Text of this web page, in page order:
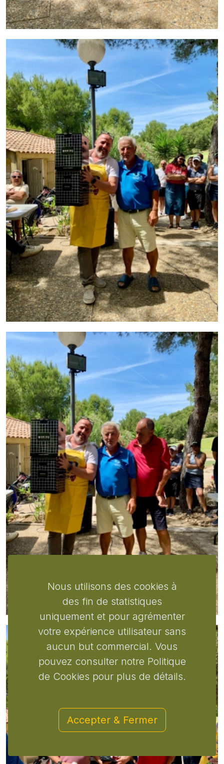
Nous utilisons des cookies à
des fin de statistiques
uniquement et pour agrémenter
votre expérience utilisateur sans
aucun but commercial. Vous
pouvez consulter notre Politique
de Cookies pour plus de détails.
Accepter & Fermer